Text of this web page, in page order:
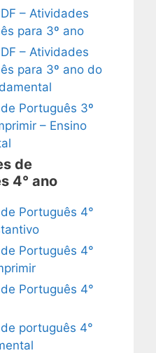
– Atividades
para 3º ano
– Atividades
para 3º ano do
Português 3º
– Ensino
de
4° ano
Português 4°
Português 4°
Português 4°
português 4°